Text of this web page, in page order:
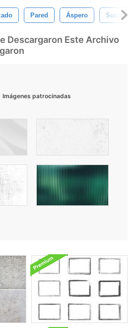
Pared Áspero Sucio
Descargaron Este Archivo
Imágenes patrocinadas